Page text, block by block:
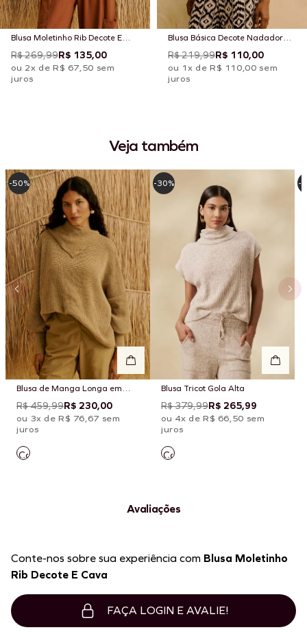
Blusa Moletinho Rib Decote E
Cava
R$ 269,99R$ 135,00
ou 2x de R$ 67,50 sem
juros
Blusa Básica Decote Nadador
Estampada Puno
R$ 219,99R$ 110,00
ou 1x de R$ 110,00 sem
juros
Veja também
Blusa de Manga Longa em
Tricot com Gola Assimétrica
R$ 459,99R$ 230,00
ou 3x de R$ 76,67 sem
juros
-50%
Blusa Tricot Gola Alta
R$ 379,99R$ 265,99
ou 4x de R$ 66,50 sem
juros
-30% -
Avaliações
Conte-nos sobre sua experiência com Blusa Moletinho
Rib Decote E Cava
FAÇA LOGIN E AVALIE!